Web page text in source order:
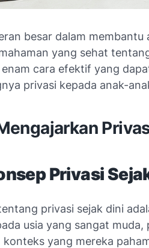
besar dalam membantu
yang sehat
cara efektif yang
privasi kepada anak-
Privasi
privasi sejak dini
usia yang sangat
yang mereka